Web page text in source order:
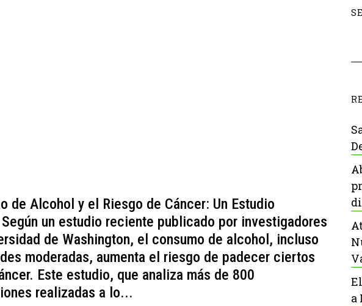
de Alcohol y el Riesgo de Cáncer: Un Estudio
un estudio reciente publicado por investigadores
de Washington, el consumo de alcohol, incluso
moderadas, aumenta el riesgo de padecer ciertos
Este estudio, que analiza más de 800
realizadas a lo...
a